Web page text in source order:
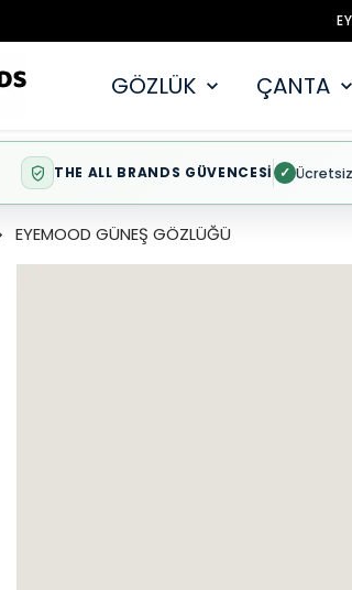
GÖZLÜK ÇANTA
THE ALL BRANDS GÜVENCESİ ✓
EYEMOOD GÜNEŞ GÖZLÜĞÜ